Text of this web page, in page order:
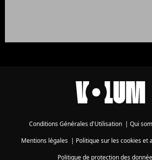
Conditions Générales d'Utilisation | Qui
Mentions légales| Politique sur les cookies et
Politique de protection des